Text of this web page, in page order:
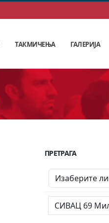
ТАКМИЧЕЊА ГАЛЕРИЈА
ПРЕТРАГА